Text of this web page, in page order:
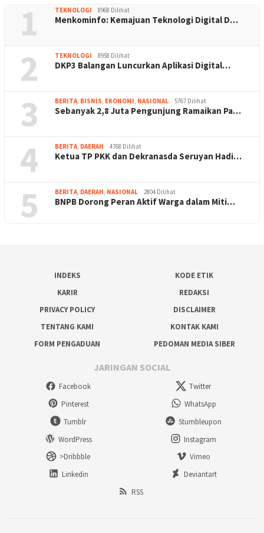
1 TEKNOLOGI 8968 Dilihat
Menkominfo: Kemajuan Teknologi Digital D…
2 TEKNOLOGI 8958 Dilihat
DKP3 Balangan Luncurkan Aplikasi Digital…
3 BERITA, BISNIS, EKONOMI, NASIONAL 5767 Dilihat
Sebanyak 2,8 Juta Pengunjung Ramaikan Pa…
4 BERITA, DAERAH 4768 Dilihat
Ketua TP PKK dan Dekranasda Seruyan Hadi…
5 BERITA, DAERAH, NASIONAL 2804 Dilihat
BNPB Dorong Peran Aktif Warga dalam Miti…
INDEKS
KODE ETIK
KARIR
REDAKSI
PRIVACY POLICY
DISCLAIMER
TENTANG KAMI
KONTAK KAMI
FORM PENGADUAN
PEDOMAN MEDIA SIBER
JARINGAN SOCIAL
Facebook
Twitter
Pinterest
WhatsApp
Tumblr
Stumbleupon
WordPress
Instagram
>Dribbble
Vimeo
Linkedin
Deviantart
RSS